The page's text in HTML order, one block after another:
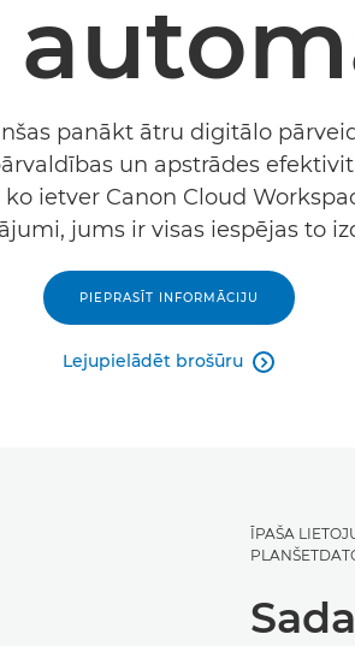
panākt ātru digitālo
un apstrādes
ietver Canon Cloud
jums ir visas iespējas to
PIEPRASĪT INFORMĀCIJU
Lejupielādēt brošūru 
ĪPAŠA